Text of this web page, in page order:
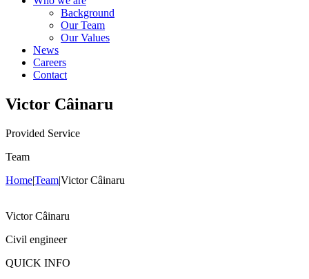
Background
Our Team
Our Values
News
Careers
Contact
Victor Câinaru
Provided Service
Team
Home|Team|Victor Câinaru
Victor Câinaru
Civil engineer
QUICK INFO